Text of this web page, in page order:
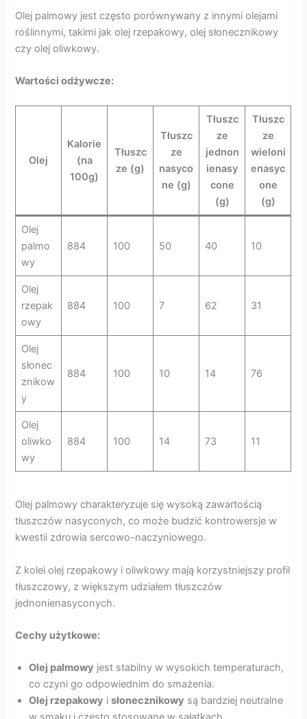
Olej palmowy jest często porównywany z innymi olejami
roślinnymi, takimi jak olej rzepakowy, olej słonecznikowy
czy olej oliwkowy.
Wartości odżywcze:
Olej
Kalorie
(na
100g)
Tłuszc
ze (g)
Tłuszc
ze
nasyco
ne (g)
Tłuszc
ze
jednon
ienasy
cone
(g)
Tłuszc
ze
wieloni
enasyc
one
(g)
Olej
palmo
wy
884 100 50 40 10
Olej
rzepak
owy
884 100 7 62 31
Olej
słonec
znikow
y
884 100 10 14 76
Olej
oliwko
wy
884 100 14 73 11
Olej palmowy charakteryzuje się wysoką zawartością
tłuszczów nasyconych, co może budzić kontrowersje w
kwestii zdrowia sercowo-naczyniowego.
Z kolei olej rzepakowy i oliwkowy mają korzystniejszy profil
tłuszczowy, z większym udziałem tłuszczów
jednonienasyconych.
Cechy użytkowe:
Olej palmowy jest stabilny w wysokich temperaturach,
co czyni go odpowiednim do smażenia.
Olej rzepakowy isłonecznikowy są bardziej neutralne